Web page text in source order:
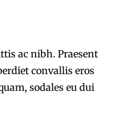
ac nibh. Praesent
convallis eros
sodales eu dui